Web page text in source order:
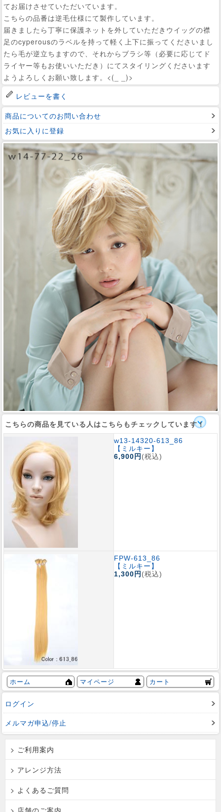
てお届けさせていただいています。
こちらの品番は逆毛仕様にて製作しています。
届きましたら丁寧に保護ネットを外していただきウイッグの襟
足のcyperousのラベルを持って軽く上下に振ってくださいまし
たら毛が逆立ちますので、それからブラシ等（必要に応じてド
ライヤー等もお使いいただき）にてスタイリングくださいます
ようよろしくお願い致します。<(_ _)>
レビューを書く
商品についてのお問い合わせ
お気に入りに登録
こちらの商品を見ている人はこちらもチェックしています！
w13-14320-613_86
【ミルキー】
6,900円 (税込)
FPW-613_86
【ミルキー】
1,300円 (税込)
ホーム マイページ カート
ログイン
メルマガ申込/停止
> ご利用案内
> アレンジ方法
> よくあるご質問